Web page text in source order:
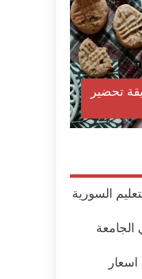
تحضير
السورية
الجامعة